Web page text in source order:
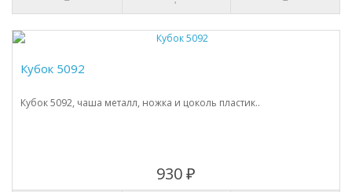
Кубок 5092
Кубок 5092, чаша металл, ножка и цоколь пластик..
930 ₽